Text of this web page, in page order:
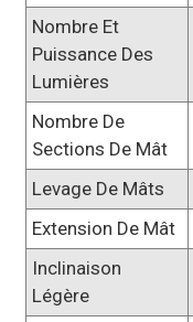
Nombre Et
Puissance Des
Lumières
Nombre De
Sections De Mât
Levage De Mâts
Extension De Mât
Inclinaison
Légère